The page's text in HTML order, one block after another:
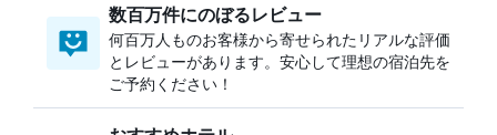
数百万件にのぼるレビュー
何百万人ものお客様から寄せられたリアルな評価
とレビューがあります。安心して理想の宿泊先を
ご予約ください！